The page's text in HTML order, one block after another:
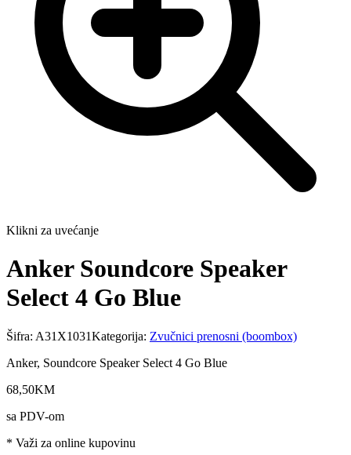
Klikni za uvećanje
Anker Soundcore Speaker
Select 4 Go Blue
Šifra: A31X1031Kategorija: Zvučnici prenosni (boombox)
Anker, Soundcore Speaker Select 4 Go Blue
68,50KM
sa PDV-om
* Važi za online kupovinu